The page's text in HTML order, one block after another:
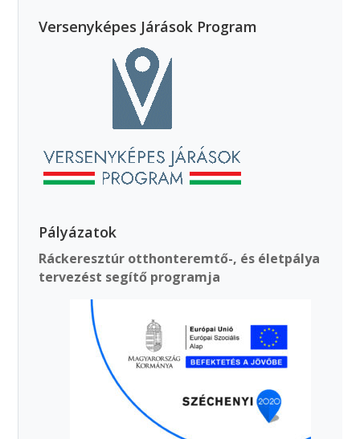
Versenyképes Járások Program
Pályázatok
Ráckeresztúr otthonteremtő-, és életpálya
tervezést segítő programja